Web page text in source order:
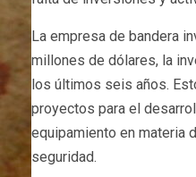
La empresa de bandera
millones de dólares, la
los últimos seis años.
proyectos para el
equipamiento en materia
seguridad.